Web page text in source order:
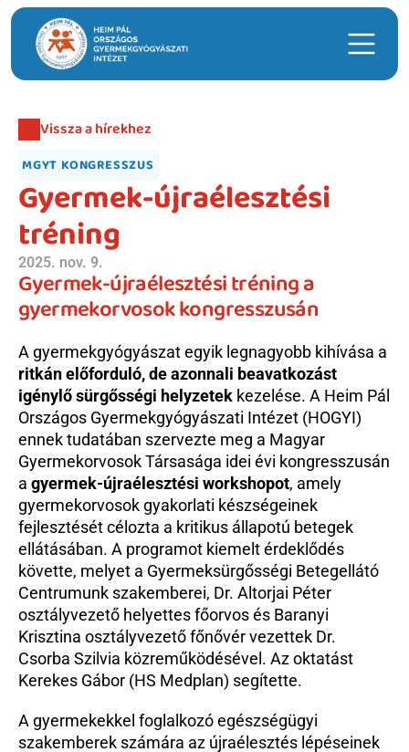
Hasznos linkek
Időpontfoglalás
Intézeti ügyeleti ellátás
Hírek
Telephelyek
Anyatejgyűjtő
Adományozás
Betegellátás
Beutaló kódok
Intézet
Szülőknek
Gyerekeknek
HEIM Akadémia
Karrier
Vissza a hírekhez
MGYT KONGRESSZUS
Gyermek-újraélesztési
tréning
2025. nov. 9.
Gyermek-újraélesztési tréning a
gyermekorvosok kongresszusán
ritkán előforduló, de azonnali beavatkozást
igénylő sürgősségi helyzetek kezelése. A Heim Pál
Országos Gyermekgyógyászati Intézet (HOGYI)
ennek tudatában szervezte meg a Magyar
Gyermekorvosok Társasága idei évi kongresszusán
a gyermek-újraélesztési workshopot, amely
gyermekorvosok gyakorlati készségeinek
fejlesztését célozta a kritikus állapotú betegek
ellátásában. A programot kiemelt érdeklődés
követte, melyet a Gyermeksürgősségi Betegellátó
Centrumunk szakemberei, Dr. Altorjai Péter
osztályvezető helyettes főorvos és Baranyi
Krisztina osztályvezető főnővér vezettek Dr.
Csorba Szilvia közreműködésével. Az oktatást
Kerekes Gábor (HS Medplan) segítette.
A gyermekekkel foglalkozó egészségügyi
szakemberek számára az újraélesztés lépéseinek